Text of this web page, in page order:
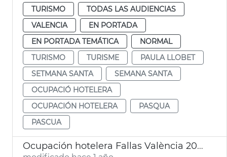
TURISMO
TODAS LAS AUDIENCIAS
VALENCIA
EN PORTADA
EN PORTADA TEMÁTICA
NORMAL
TURISMO
TURISME
PAULA LLOBET
SETMANA SANTA
SEMANA SANTA
OCUPACIÓ HOTELERA
OCUPACIÓN HOTELERA
PASQUA
PASCUA
Ocupación hotelera Fallas València 2025